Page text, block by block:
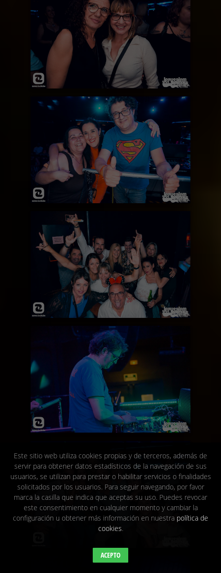
Este sitio web utiliza cookies propias y de terceros, además de
servir para obtener datos estadísticos de la navegación de sus
usuarios, se utilizan para prestar o habilitar servicios o finalidades
solicitados por los usuarios. Para seguir navegando, por favor
marca la casilla que indica que aceptas su uso. Puedes revocar
este consentimiento en cualquier momento y cambiar la
configuración u obtener más información en nuestra política de
cookies.
ACEPTO